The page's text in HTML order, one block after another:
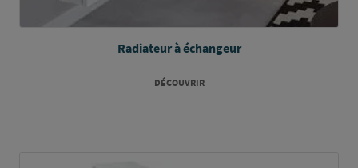
Radiateur à échangeur
DÉCOUVRIR